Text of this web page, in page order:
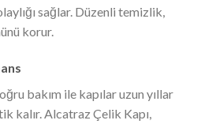
sağlar. Düzenli temizlik,
korur.
bakım ile kapılar uzun yıllar
kalır. Alcatraz Çelik Kapı,